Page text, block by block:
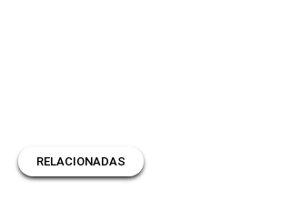
RELACIONADAS